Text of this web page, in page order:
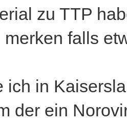
zu TTP
merken falls
ich in
der ein